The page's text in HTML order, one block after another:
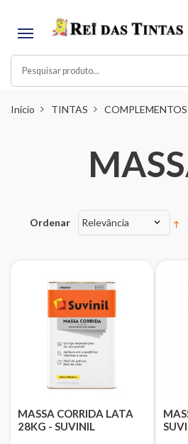
Início TINTAS COMPLEMENTOS
Ordenar Relevância
MASSA CORRIDA LATA
28KG - SUVINIL